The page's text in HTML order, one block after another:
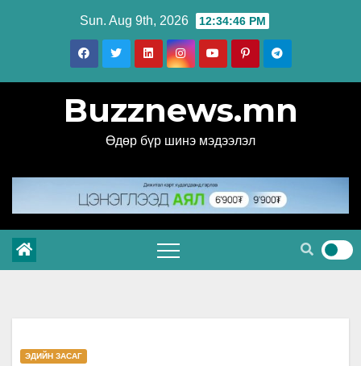
Sun. Aug 9th, 2026 12:34:47 PM
Buzznews.mn
Өдөр бүр шинэ мэдээлэл
ЭДИЙН ЗАСАГ